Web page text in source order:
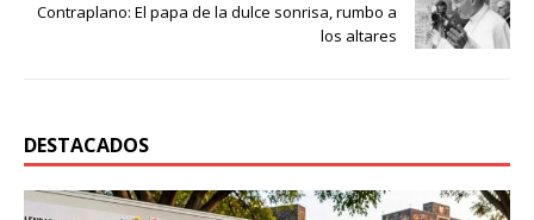
Contraplano: El papa de la dulce sonrisa, rumbo a
los altares
DESTACADOS